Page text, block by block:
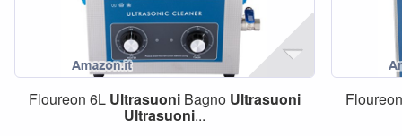
Floureon 6L UltrasuoniBagno Ultrasuoni
Ultrasuoni...